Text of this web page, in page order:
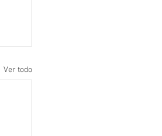
Ver todo